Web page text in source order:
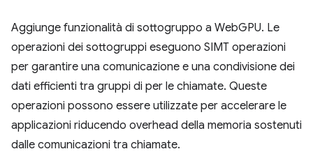
Aggiunge funzionalità di sottogruppo a WebGPU. Le
operazioni dei sottogruppi eseguono SIMT operazioni
per garantire una comunicazione e una condivisione dei
dati efficienti tra gruppi di per le chiamate. Queste
operazioni possono essere utilizzate per accelerare le
applicazioni riducendo overhead della memoria sostenuti
dalle comunicazioni tra chiamate.